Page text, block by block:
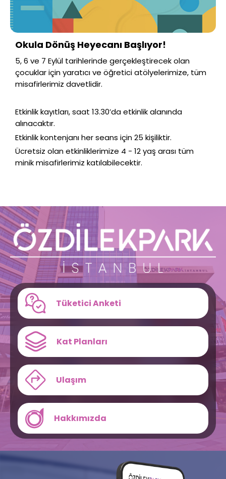
Okula Dönüş Heyecanı Başlıyor!
5, 6 ve 7 Eylül tarihlerinde gerçekleştirecek olan
çocuklar için yaratıcı ve öğretici atölyelerimize, tüm
misafirlerimiz davetlidir.
Etkinlik kayıtları, saat 13.30’da etkinlik alanında
alınacaktır.
Etkinlik kontenjanı her seans için 25 kişiliktir.
Ücretsiz olan etkinliklerimize 4 - 12 yaş arası tüm
minik misafirlerimiz katılabilecektir.
Tüketici Anketi
Kat Planları
Ulaşım
Hakkımızda